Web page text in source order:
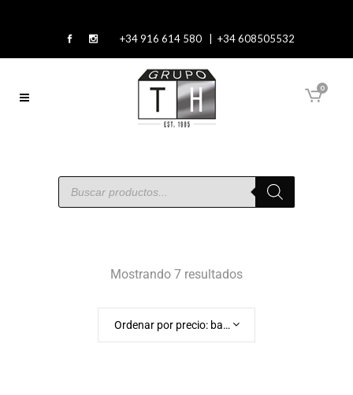
+34 916 614 580 | +34 608505532
0
Mostrando 7 resultados
Ordenar por precio: bajo a alto